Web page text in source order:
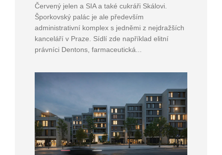
Červený jelen a SIA a také cukráři Skálovi.
Šporkovský palác je ale především
administrativní komplex s jedněmi z nejdražších
kanceláří v Praze. Sídlí zde například elitní
právníci Dentons, farmaceutická...